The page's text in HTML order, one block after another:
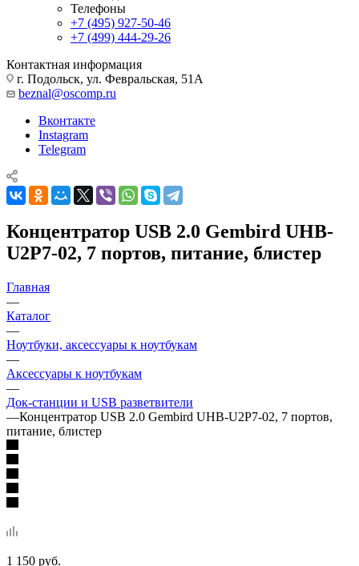
Телефоны
+7 (495) 927-50-46
+7 (499) 444-29-26
Контактная информация
г. Подольск, ул. Февральская, 51А
beznal@oscomp.ru
Вконтакте
Instagram
Telegram
Концентратор USB 2.0 Gembird UHB-
U2P7-02, 7 портов, питание, блистер
Главная
—
Каталог
—
Ноутбуки, аксессуары к ноутбукам
—
Аксессуары к ноутбукам
—
Док-станции и USB разветвители
—Концентратор USB 2.0 Gembird UHB-U2P7-02, 7 портов,
питание, блистер
1 150 руб.